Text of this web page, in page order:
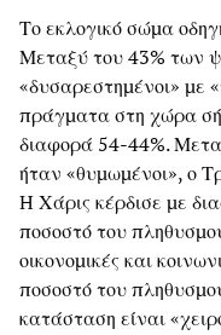
Το εκλογικό σώμα
Μεταξύ του 43% των
«δυσαρεστημένοι» με
πράγματα στη χώρα
διαφορά 54-44%.
ήταν «θυμωμένοι», ο
H Χάρις κέρδισε με
ποσοστό του
οικονομικές και
ποσοστό του
κατάσταση είναι